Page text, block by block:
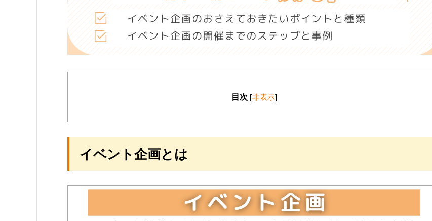
目次 [非表示]
イベント企画とは